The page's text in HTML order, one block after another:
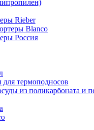
Rieber
Blanco
Россия
термоподносов
из поликарбоната и